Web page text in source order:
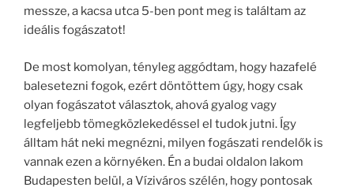
messze, a kacsa utca 5-ben pont meg is találtam az
ideális fogászatot!
De most komolyan, tényleg aggódtam, hogy hazafelé
balesetezni fogok, ezért döntöttem úgy, hogy csak
olyan fogászatot választok, ahová gyalog vagy
legfeljebb tömegközlekedéssel el tudok jutni. Így
álltam hát neki megnézni, milyen fogászati rendelők is
vannak ezen a környéken. Én a budai oldalon lakom
Budapesten belül, a Víziváros szélén, hogy pontosak